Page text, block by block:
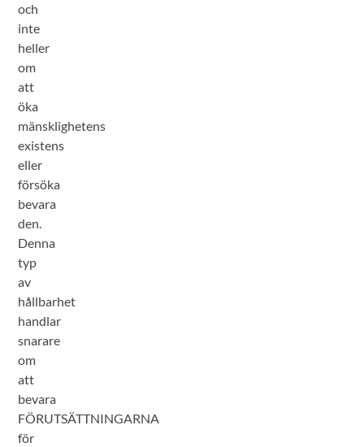
och
inte
heller
om
att
öka
mänsklighetens
existens
eller
försöka
bevara
den.
Denna
typ
av
hållbarhet
handlar
snarare
om
att
bevara
FÖRUTSÄTTNINGARNA
för